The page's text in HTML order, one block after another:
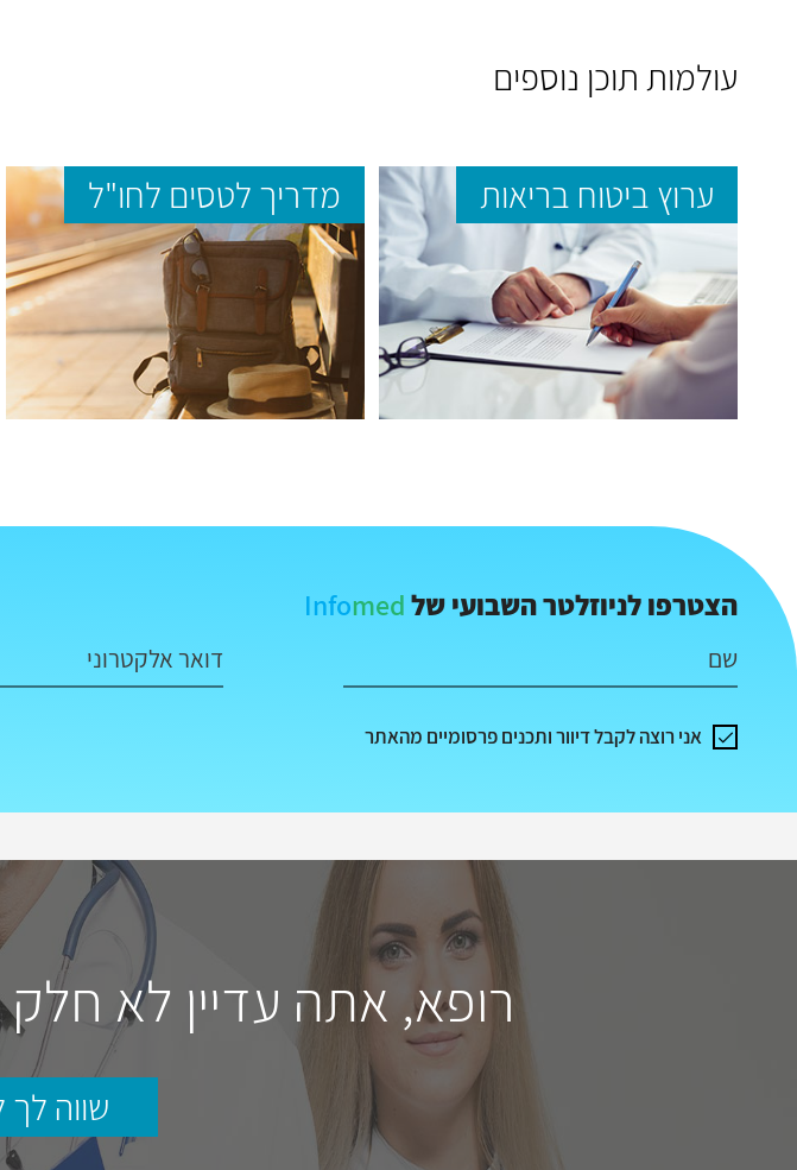
עולמות תוכן נוספים
ערוץ ביטוח בריאות מדריך לטסים לחו"ל
הצטרפו לניוזלטר השבועי של Infomed
שם דואר אלקטרוני
אני רוצה לקבל דיוור ותכנים פרסומיים מהאתר
רופא, אתה עדיין לא
שווה